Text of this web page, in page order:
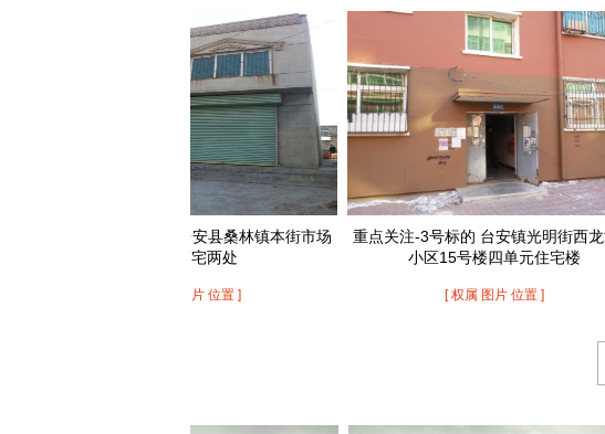
点关注-2号标的 台安县桑林镇本街市场
重点关注-3号标的 台安镇光明街西龙泽园
小区15号楼四单元住宅楼
[ 权属 图片 位置 ]